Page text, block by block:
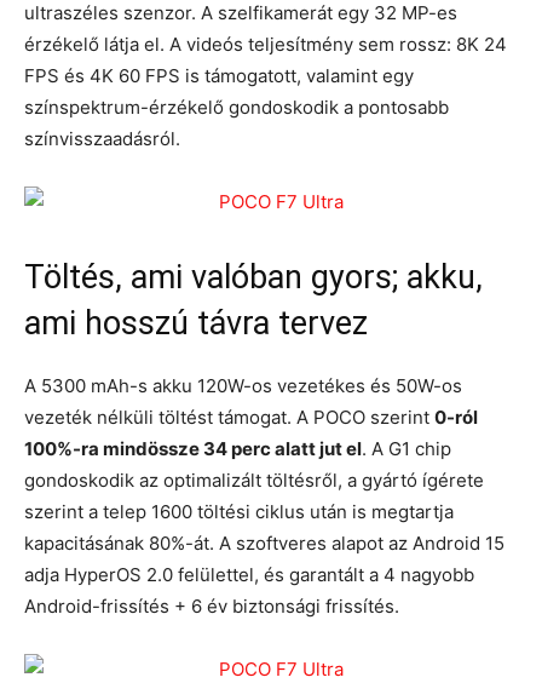
ultraszéles szenzor. A szelfikamerát egy 32 MP-es
érzékelő látja el. A videós teljesítmény sem rossz: 8K 24
FPS és 4K 60 FPS is támogatott, valamint egy
színspektrum-érzékelő gondoskodik a pontosabb
színvisszaadásról.
Töltés, ami valóban gyors; akku,
ami hosszú távra tervez
A 5300 mAh-s akku 120W-os vezetékes és 50W-os
vezeték nélküli töltést támogat. A POCO szerint 0-ról
100%-ra mindössze 34 perc alatt jut el. A G1 chip
gondoskodik az optimalizált töltésről, a gyártó ígérete
szerint a telep 1600 töltési ciklus után is megtartja
kapacitásának 80%-át. A szoftveres alapot az Android 15
adja HyperOS 2.0 felülettel, és garantált a 4 nagyobb
Android-frissítés + 6 év biztonsági frissítés.